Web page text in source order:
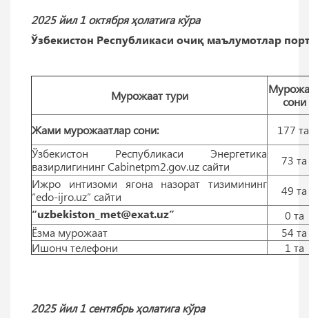
2025 йил 1 октября ҳолатига кўра
Ўзбекистон Республикаси очиқ маълумотлар
Мурожаат тури
сони
Жами мурожаатлар сони:
177
Ўзбекистон Республикаси Энергетика
вазирлигининг Cabinetpm2.gov.uz сайти
73 тa
Ижро интизоми ягона назорат тизимининг
“edo-ijro.uz” сайти
49 тa
“uzbekiston_met@exat.uz”
0 тa
Ёзма мурожаат
54 тa
Ишонч телефони
1 тa
2025 йил 1 сентябрь ҳолатига кўра